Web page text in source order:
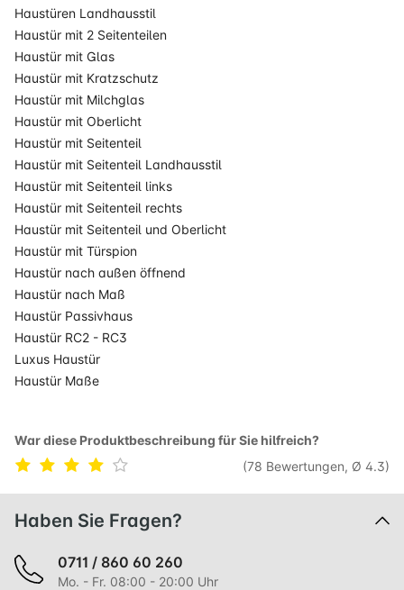
Haustüren Landhausstil
Haustür mit 2 Seitenteilen
Haustür mit Glas
Haustür mit Kratzschutz
Haustür mit Milchglas
Haustür mit Oberlicht
Haustür mit Seitenteil
Haustür mit Seitenteil Landhausstil
Haustür mit Seitenteil links
Haustür mit Seitenteil rechts
Haustür mit Seitenteil und Oberlicht
Haustür mit Türspion
Haustür nach außen öffnend
Haustür nach Maß
Haustür Passivhaus
Haustür RC2 - RC3
Luxus Haustür
Haustür Maße
War diese Produktbeschreibung für Sie hilfreich?
(78 Bewertungen, Ø 4.3)
Haben Sie Fragen?
0711 / 860 60 260
Mo. - Fr. 08:00 - 20:00 Uhr